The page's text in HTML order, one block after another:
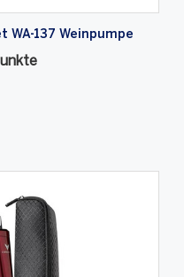
WA-137 Weinpumpe